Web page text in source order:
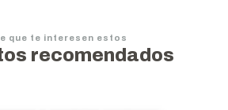
que te interesen estos
recomendados